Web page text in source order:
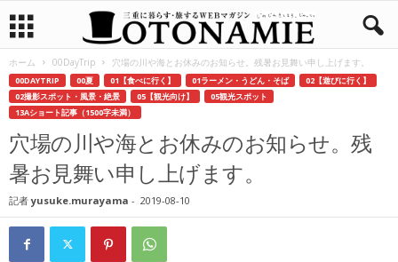
ホーム 00DayTrip 穴場の川や海とお休みのお知らせ。残暑お見舞い申し上げます。
00DAYTRIP 00夏 01【食べに行く】 01ラーメン・うどん・そば
02【遊びに行く】
02撮影スポット・風景・絶景
05【観光向け】
05観光スポット
13Aショート記事（1500字未満）
穴場の川や海とお休みのお知らせ。残
暑お見舞い申し上げます。
記者 yusuke.murayama - 2019-08-10